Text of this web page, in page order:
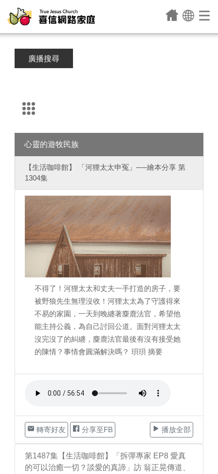
廣播搜尋
心靈的遊牧民族
【生活咖啡館】 「河狸太太申冤」──繪本分享 第
1304集
不得了！河狸太太和丈夫一手打造的房子，要
被野狼先生無理沒收！河狸太太為了守護得來
不易的家園，一天到晚纏著麋鹿法官，希望他
能主持公義，為自己討回公道。面對河狸太太
沒完沒了的糾纏，麋鹿法官最後有沒有接受她
的陳情？事情會圓滿解決嗎？ 珼珼 摘要
轉寄好友 分享至FB 播放全部
第1487集【生活咖啡館】「拆彈專家 EP8 愛真
的可以治癒一切？談愛的真諦」訪 翁正晃傳道、